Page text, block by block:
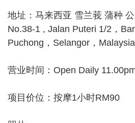
地址：马来西亚 雪兰莪 蒲种
No.38-1 , Jalan Puteri 1/2，
Puchong，Selangor，Malaysia
营业时间：Open Daily
项目价位：按摩1小时RM90